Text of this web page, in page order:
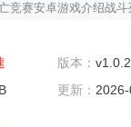
竞赛安卓游戏介绍战
名战士，参与激烈的
戏类型为射击游戏，
版本：
更新：